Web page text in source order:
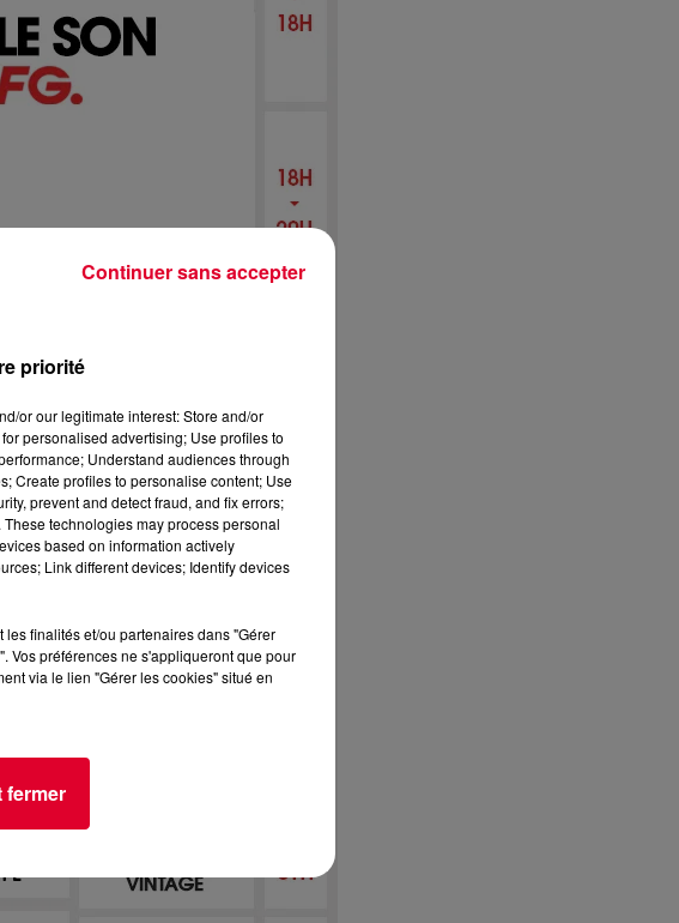
priorité
or our legitimate interest: Store and/or
personalised advertising; Use profiles to
Understand audiences through
Create profiles to personalise content; Use
prevent and detect fraud, and fix errors;
technologies may process personal
based on information actively
Link different devices; Identify devices
finalités et/ou partenaires dans "Gérer
Vos préférences ne s'appliqueront que pour
via le lien "Gérer les cookies" situé en
fermer
Continuer sans accepter